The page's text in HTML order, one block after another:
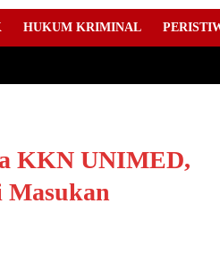
HUKUM KRIMINAL
KKN UNIMED,
Masukan